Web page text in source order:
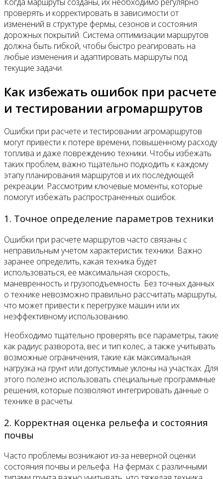
проверять и корректировать в зависимости от
изменений в структуре фермы, сезонов и состояния
дорожных покрытий. Система оптимизации маршрутов
должна быть гибкой, чтобы быстро реагировать на
любые изменения и адаптировать маршруты под
текущие задачи.
Как избежать ошибок при расчете
и тестировании агромаршрутов
Ошибки при расчете и тестировании агромаршрутов
могут привести к потере времени, повышенному расходу
топлива и даже повреждению техники. Чтобы избежать
таких проблем, важно тщательно подходить к каждому
этапу планирования маршрутов и их последующей
рекреации. Рассмотрим ключевые моменты, которые
помогут избежать распространенных ошибок.
1. Точное определение параметров техники
Ошибки при расчете маршрутов часто связаны с
неправильным учетом характеристик техники. Важно
заранее определить, какая техника будет
использоваться, ее максимальная скорость,
маневренность и грузоподъемность. Без точных данных
о технике невозможно правильно рассчитать маршруты,
что может привести к перегрузке машин или их
неэффективному использованию.
Необходимо тщательно проверять все параметры, такие
как радиус разворота, вес и тип колес, а также учитывать
возможные ограничения, такие как максимальная
нагрузка на грунт или допустимые уклоны на участках. Для
этого полезно использовать специальные программные
решения, которые позволяют интегрировать данные о
технике в расчеты.
2. Корректная оценка рельефа и состояния
почвы
Часто проблемы возникают из-за неверной оценки
состояния почвы и рельефа. На фермах с различными